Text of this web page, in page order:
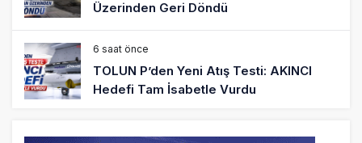
Üzerinden Geri Döndü
6 saat önce
TOLUN P’den Yeni Atış Testi: AKINCI
Hedefi Tam İsabetle Vurdu